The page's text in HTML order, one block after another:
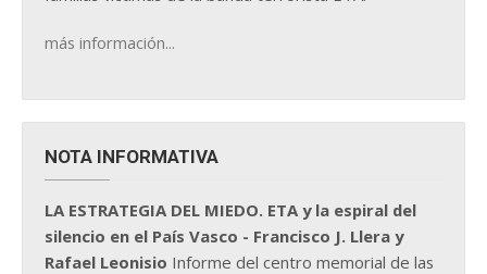
más información...
NOTA INFORMATIVA
LA ESTRATEGIA DEL MIEDO. ETA y la espiral del
silencio en el País Vasco - Francisco J. Llera y
Rafael Leonisio Informe del centro memorial de las